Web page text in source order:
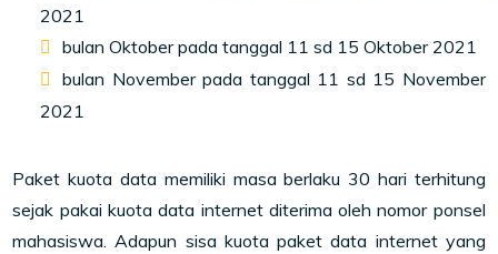
2021
bulan Oktober pada tanggal 11 sd 15 Oktober 2021
bulan November pada tanggal 11 sd 15 November
2021
Paket kuota data memiliki masa berlaku 30 hari terhitung
sejak pakai kuota data internet diterima oleh nomor ponsel
mahasiswa. Adapun sisa kuota paket data internet yang